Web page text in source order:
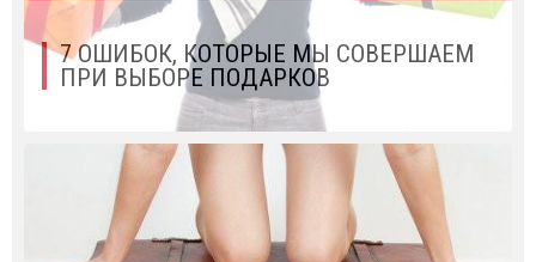
7 ОШИБОК, КОТОРЫЕ МЫ СОВЕРШАЕМ
ПРИ ВЫБОРЕ ПОДАРКОВ